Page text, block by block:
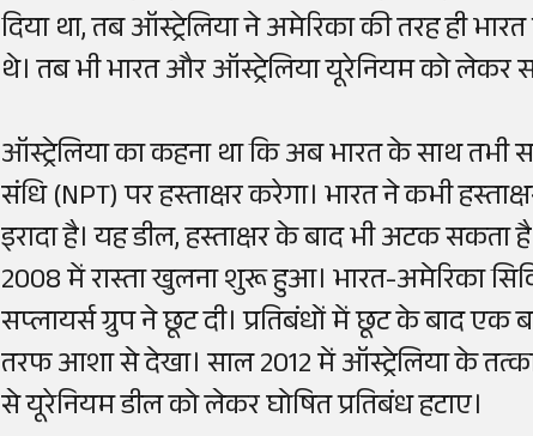
दिया था, तब ऑस्ट्रेलिया ने अमेरिका की तरह ही
थे। तब भी भारत और ऑस्ट्रेलिया यूरेनियम को लेकर
ऑस्ट्रेलिया का कहना था कि अब भारत के साथ तभी
संधि (NPT) पर हस्ताक्षर करेगा। भारत ने कभी
इरादा है। यह डील, हस्ताक्षर के बाद भी अटक
2008 में रास्ता खुलना शुरू हुआ। भारत-अमेरिका
सप्लायर्स ग्रुप ने छूट दी। प्रतिबंधों में छूट के बाद एक
तरफ आशा से देखा। साल 2012 में ऑस्ट्रेलिया के
से यूरेनियम डील को लेकर घोषित प्रतिबंध हटाए।